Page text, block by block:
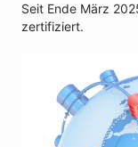
Seit Ende März
zertifiziert.